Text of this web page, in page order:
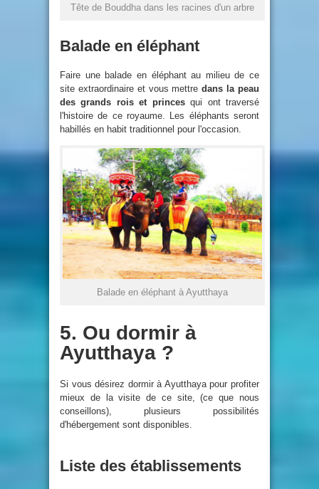
Tête de Bouddha dans les racines d'un arbre
Balade en éléphant
Faire une balade en éléphant au milieu de ce
site extraordinaire et vous mettredans la peau
des grands rois et princesqui ont traversé
l'histoire de ce royaume. Les éléphants seront
habillés en habit traditionnel pour l'occasion.
Balade en éléphant à Ayutthaya
5. Ou dormir à
Ayutthaya ?
Si vous désirez dormir à Ayutthaya pour profiter
mieux de la visite de ce site, (ce que nous
conseillons), plusieurs possibilités
d'hébergement sont disponibles.
Liste des établissements